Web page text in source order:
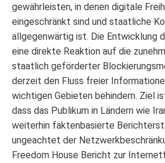
gewährleisten, in denen digitale
eingeschränkt sind und staatliche
allgegenwärtig ist. Die Entwicklung
eine direkte Reaktion auf die
staatlich geförderter
derzeit den Fluss freier
wichtigen Gebieten behindern. Ziel
dass das Publikum in Ländern wie
weiterhin faktenbasierte
ungeachtet der
Freedom House Bericht zur